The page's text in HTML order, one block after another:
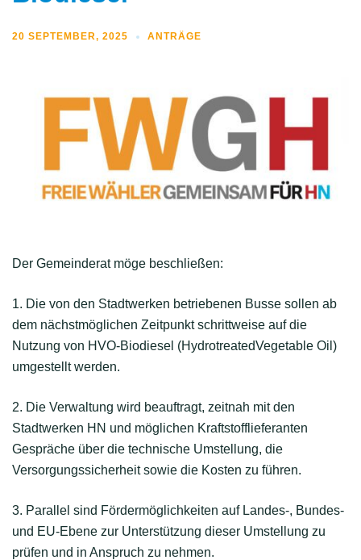
20 SEPTEMBER, 2025 ANTRÄGE
Der Gemeinderat möge beschließen:
1. Die von den Stadtwerken betriebenen Busse sollen ab
dem nächstmöglichen Zeitpunkt schrittweise auf die
Nutzung von HVO-Biodiesel (HydrotreatedVegetable Oil)
umgestellt werden.
2. Die Verwaltung wird beauftragt, zeitnah mit den
Stadtwerken HN und möglichen Kraftstofflieferanten
Gespräche über die technische Umstellung, die
Versorgungssicherheit sowie die Kosten zu führen.
3. Parallel sind Fördermöglichkeiten auf Landes-, Bundes-
und EU-Ebene zur Unterstützung dieser Umstellung zu
prüfen und in Anspruch zu nehmen.